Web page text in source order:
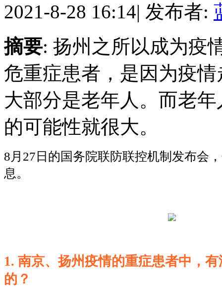
2021-8-28 16:14| 发布者:
摘要: 扬州之所以成为疫
危重症患者，是因为疫
大部分是老年人。而老
的可能性就很大。
8月 27日的国务院联防联控机制发布会
息。
1. 南京、扬州疫情的重症患者中，
的？